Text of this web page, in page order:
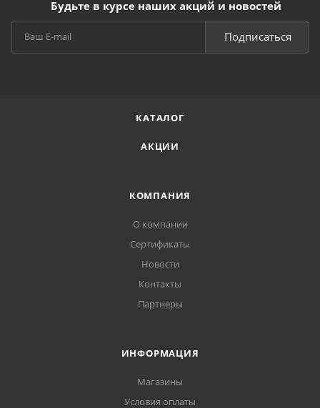
Будьте в курсе наших акций и новостей
Подписаться
КАТАЛОГ
АКЦИИ
КОМПАНИЯ
О компании
Сертификаты
Новости
Контакты
Партнеры
ИНФОРМАЦИЯ
Магазины
Условия оплаты